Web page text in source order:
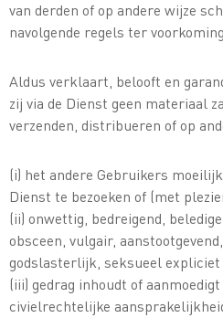
van derden of op andere wijze
navolgende regels ter
Aldus verklaart, belooft en
zij via de Dienst geen materiaal
verzenden, distribueren of op
(i) het andere Gebruikers
Dienst te bezoeken of (met
(ii) onwettig, bedreigend,
obsceen, vulgair,
godslasterlijk, seksueel
(iii) gedrag inhoudt of
civielrechtelijke